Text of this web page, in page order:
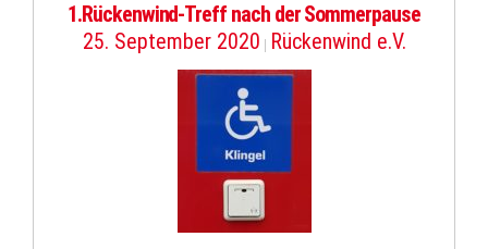
1.Rückenwind-Treff nach der Sommerpause
25. September 2020 | Rückenwind e.V.